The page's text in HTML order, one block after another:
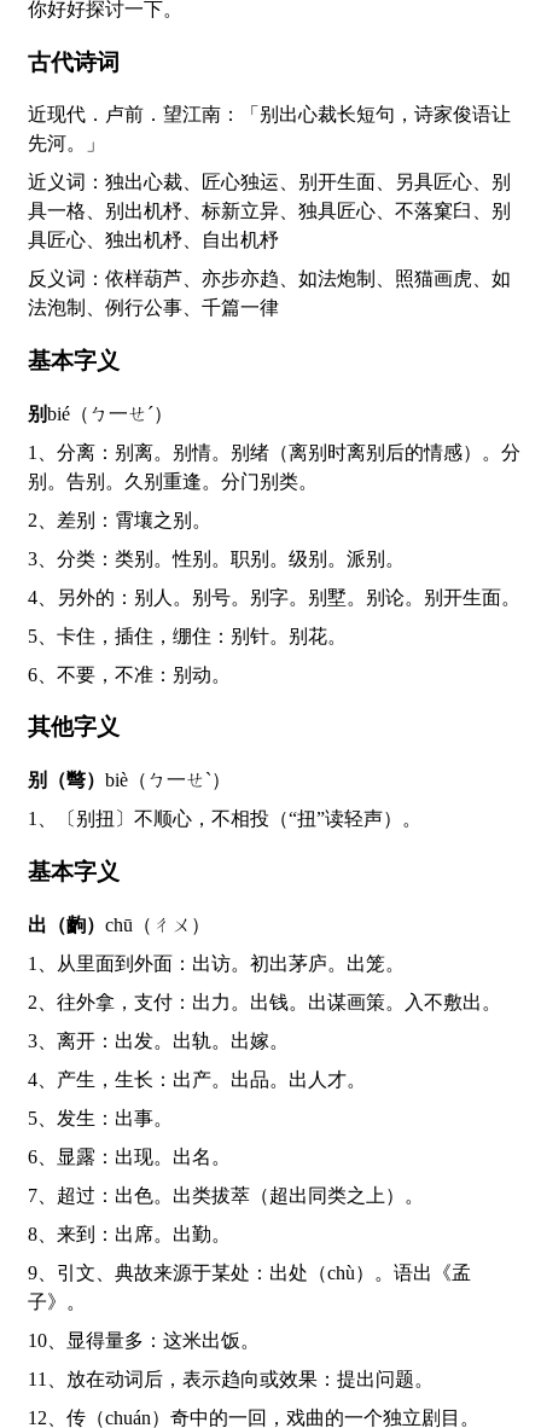
你好好探讨一下。
古代诗词
近现代．卢前．望江南：「别出心裁长短句，诗家俊语让
先河。」
近义词：独出心裁、匠心独运、别开生面、另具匠心、别
具一格、别出机杼、标新立异、独具匠心、不落窠臼、别
具匠心、独出机杼、自出机杼
反义词：依样葫芦、亦步亦趋、如法炮制、照猫画虎、如
法泡制、例行公事、千篇一律
基本字义
别bié（ㄅ一ㄝˊ）
1、分离：别离。别情。别绪（离别时离别后的情感）。分
别。告别。久别重逢。分门别类。
2、差别：霄壤之别。
3、分类：类别。性别。职别。级别。派别。
4、另外的：别人。别号。别字。别墅。别论。别开生面。
5、卡住，插住，绷住：别针。别花。
6、不要，不准：别动。
其他字义
别（彆） biè（ㄅ一ㄝˋ）
1、〔别扭〕不顺心，不相投（“扭”读轻声）。
基本字义
出（齣） chū（ㄔㄨ）
1、从里面到外面：出访。初出茅庐。出笼。
2、往外拿，支付：出力。出钱。出谋画策。入不敷出。
3、离开：出发。出轨。出嫁。
4、产生，生长：出产。出品。出人才。
5、发生：出事。
6、显露：出现。出名。
7、超过：出色。出类拔萃（超出同类之上）。
8、来到：出席。出勤。
9、引文、典故来源于某处：出处（chù）。语出《孟
子》。
10、显得量多：这米出饭。
11、放在动词后，表示趋向或效果：提出问题。
12、传（chuán）奇中的一回，戏曲的一个独立剧目。